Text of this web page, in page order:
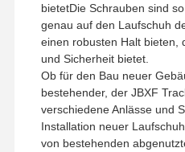
bietetDie Schrauben sind
genau auf den Laufschuh
einen robusten Halt bieten,
und Sicherheit bietet.
Ob für den Bau neuer
bestehender, der JBXF
verschiedene Anlässe und
Installation neuer
von bestehenden